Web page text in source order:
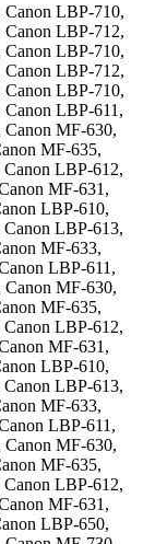
LBP-710,
LBP-712,
LBP-710,
LBP-712,
LBP-710,
LBP-611,
MF-630,
MF-635,
LBP-612,
MF-631,
LBP-610,
LBP-613,
MF-633,
LBP-611,
MF-630,
MF-635,
LBP-612,
MF-631,
LBP-610,
LBP-613,
MF-633,
LBP-611,
MF-630,
MF-635,
LBP-612,
MF-631,
LBP-650,